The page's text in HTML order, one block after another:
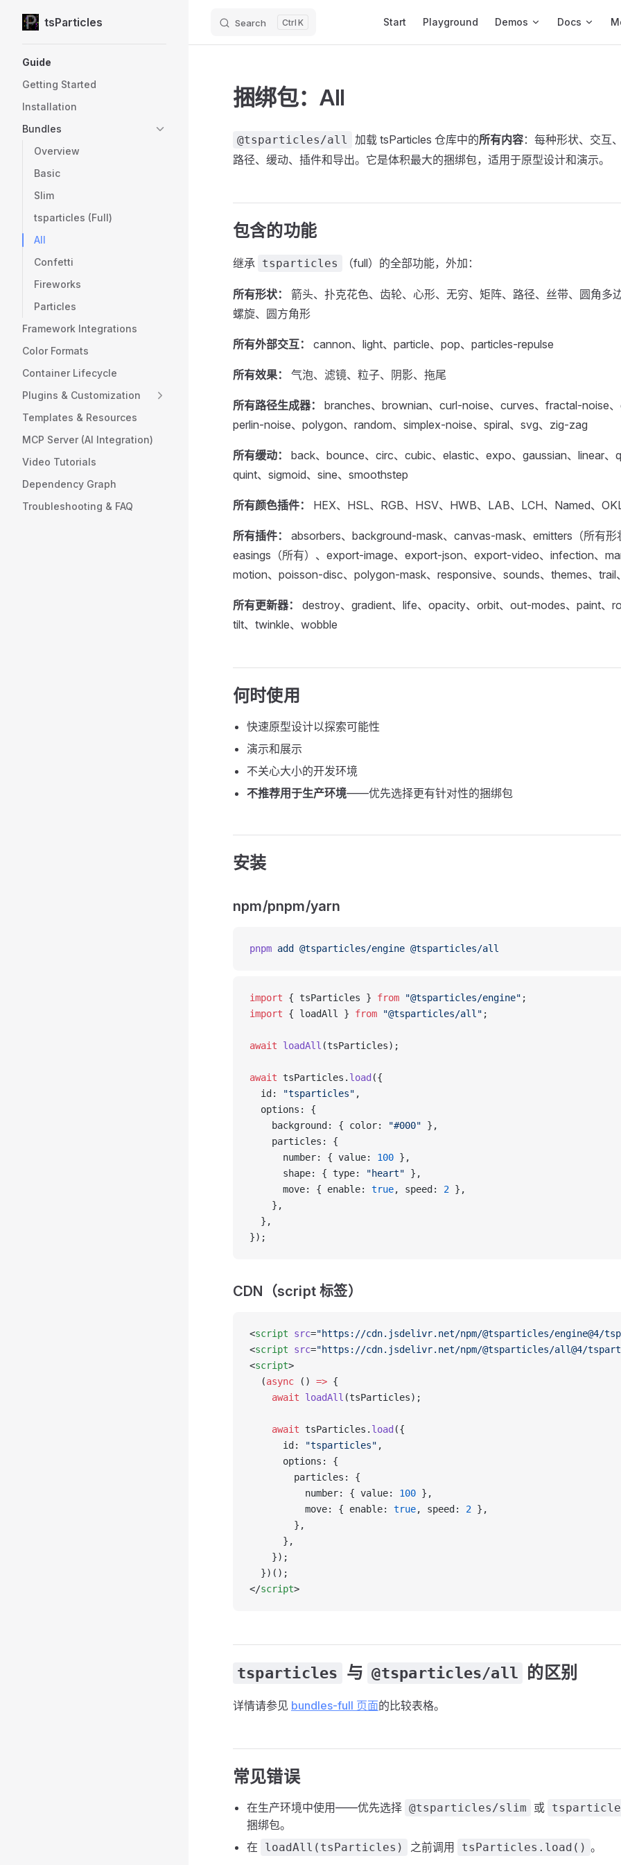
Skip to content
tsParticles Search K Start Playground Demos Docs
Guide
Getting Started
Installation
Bundles
Overview
Basic
Slim
tsparticles (Full)
All
Confetti
Fireworks
Particles
Framework Integrations
Color Formats
Container Lifecycle
Plugins & Customization
Templates & Resources
MCP Server (AI Integration)
Video Tutorials
Dependency Graph
Troubleshooting & FAQ
捆绑包：All
@tsparticles/all 加载 tsParticles 仓库中的所有内容：每种形状、交互
路径、缓动、插件和导出。它是体积最大的捆绑包，适用于原型设计和演示。
包含的功能
继承 tsparticles （full）的全部功能，外加：
所有形状：
箭头、扑克花色、齿轮、心形、无穷、矩阵、路径、丝带、圆角多
螺旋、圆方角形
所有外部交互： cannon、light、particle、pop、particles-repulse
所有效果： 气泡、滤镜、粒子、阴影、拖尾
所有路径生成器：
branches、brownian、curl-noise、curves、fractal-noise、
perlin-noise、polygon、random、simplex-noise、spiral、svg、zig-zag
所有缓动：
back、bounce、circ、cubic、elastic、expo、gaussian、linear、
quint、sigmoid、sine、smoothstep
所有颜色插件： HEX、HSL、RGB、HSV、HWB、LAB、LCH、Named、
所有插件：
absorbers、background-mask、canvas-mask、emitters（所有形
easings（所有）、export-image、export-json、export-video、infection、
motion、poisson-disc、polygon-mask、responsive、sounds、themes、trail
所有更新器：
destroy、gradient、life、opacity、orbit、out-modes、paint、
tilt、twinkle、wobble
何时使用
快速原型设计以探索可能性
演示和展示
不关心大小的开发环境
不推荐用于生产环境——优先选择更有针对性的捆绑包
安装
npm/pnpm/yarn
pnpm add @tsparticles/engine @tsparticles/all
import { tsParticles } from "@tsparticles/engine" ;
import { loadAll } from "@tsparticles/all" ;
await loadAll (tsParticles);
await tsParticles. load ({
  id:
"tsparticles" ,
  options: {
    background: { color:
"#000" },
    particles: {
      number: { value:
100 },
      shape: { type:
"heart" },
      move: { enable:
true, speed: 2 },
    },
  },
});
CDN（script 标签）
<script src="https://cdn.jsdelivr.net/npm/@tsparticles/engine@4/
<script src="https://cdn.jsdelivr.net/npm/@tsparticles/all@4/
<script>
  (
async () => {
    await
loadAll (tsParticles);
    await
tsParticles. load ({
      id:
"tsparticles" ,
      options: {
        particles: {
          number: { value:
100 },
          move: { enable:
true, speed: 2 },
        },
      },
    });
  })();
</script>
tsparticles 与 @tsparticles/all 的区别
详情请参见 bundles-full 页面的比较表格。
常见错误
在生产环境中使用——优先选择 @tsparticles/slim 或
捆绑包。
在
loadAll(tsParticles) 之前调用 tsParticles.load() 。